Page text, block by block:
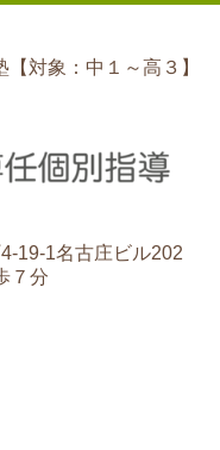
対象：中１～高３】
19-1名古庄ビル202
７分